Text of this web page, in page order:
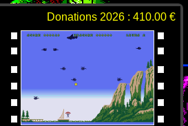
Donations 2026 : 410.00 €